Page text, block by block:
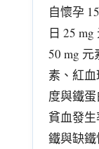
自懷孕
日 25
50 mg
素、紅
度與鐵
貧血發
鐵與缺鐵